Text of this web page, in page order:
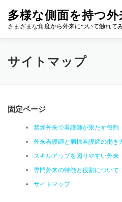
多様な側面を持つ外
さまざまな角度から外来について触れて
サイトマップ
固定ページ
禁煙外来で看護師が果たす役割
外来看護師と病棟看護師の働き
スキルアップを図りやすい外来
専門外来の特徴と役割について
サイトマップ